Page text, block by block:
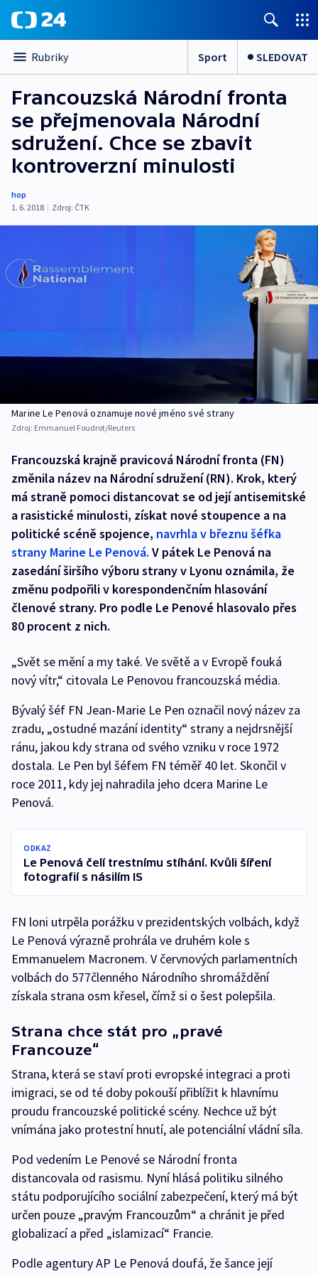
Rubriky Sport SLEDOVAT
Francouzská Národní fronta
se přejmenovala Národní
sdružení. Chce se zbavit
kontroverzní minulosti
hop
1. 6. 2018 | Zdroj: ČTK
Marine Le Penová oznamuje nové jméno své strany
Zdroj: Emmanuel Foudrot/Reuters
Francouzská krajně pravicová Národní fronta (FN)
změnila název na Národní sdružení (RN). Krok, který
má straně pomoci distancovat se od její antisemitské
a rasistické minulosti, získat nové stoupence a na
politické scéně spojence, navrhla v březnu šéfka
strany Marine Le Penová. V pátek Le Penová na
zasedání širšího výboru strany v Lyonu oznámila, že
změnu podpořili v korespondenčním hlasování
členové strany. Pro podle Le Penové hlasovalo přes
80 procent z nich.
„Svět se mění a my také. Ve světě a v Evropě fouká
nový vítr,“ citovala Le Penovou francouzská média.
Bývalý šéf FN Jean-Marie Le Pen označil nový název za
zradu, „ostudné mazání identity“ strany a nejdrsnější
ránu, jakou kdy strana od svého vzniku v roce 1972
dostala. Le Pen byl šéfem FN téměř 40 let. Skončil v
roce 2011, kdy jej nahradila jeho dcera Marine Le
Penová.
ODKAZ
Le Penová čelí trestnímu stíhání. Kvůli šíření
fotografií s násilím IS
FN loni utrpěla porážku v prezidentských volbách, když
Le Penová výrazně prohrála ve druhém kole s
Emmanuelem Macronem. V červnových parlamentních
volbách do 577členného Národního shromáždění
získala strana osm křesel, čímž si o šest polepšila.
Strana chce stát pro „pravé
Francouze“
Strana, která se staví proti evropské integraci a proti
imigraci, se od té doby pokouší přiblížit k hlavnímu
proudu francouzské politické scény. Nechce už být
vnímána jako protestní hnutí, ale potenciální vládní síla.
Pod vedením Le Penové se Národní fronta
distancovala od rasismu. Nyní hlásá politiku silného
státu podporujícího sociální zabezpečení, který má být
určen pouze „pravým Francouzům“ a chránit je před
globalizací a před „islamizací“ Francie.
Podle agentury AP Le Penová doufá, že šance její